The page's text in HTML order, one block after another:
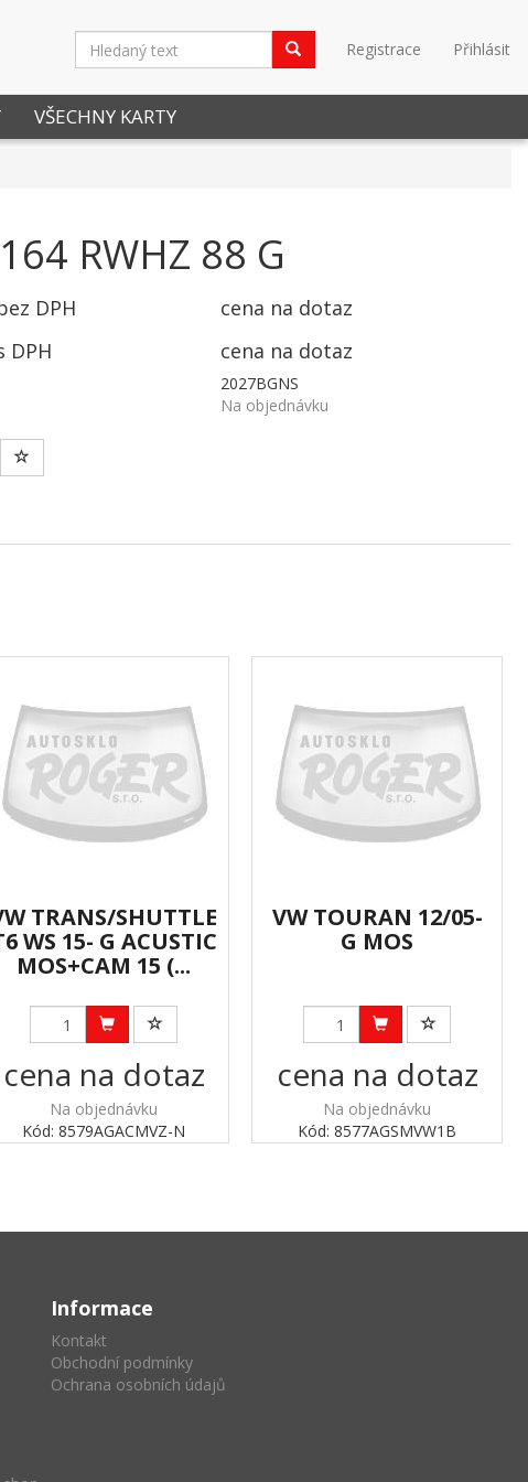
Registrace Přihlásit
VŠECHNY KARTY
RWHZ 88 G
DPH
cena na dotaz
DPH
cena na dotaz
2027BGNS
Na objednávku
TRANS/SHUTTLE
WS 15- G ACUSTIC
MOS+CAM 15 (...
cena na dotaz
Na objednávku
Kód: 8579AGACMVZ-N
VW TOURAN 12/05-
G MOS
cena na dotaz
Na objednávku
Kód: 8577AGSMVW1B
Informace
Kontakt
Obchodní podmínky
Ochrana osobních údajů